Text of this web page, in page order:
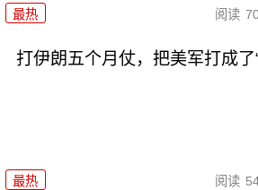
最热 阅读
打伊朗五个月仗，把美军打成了
最热 阅读